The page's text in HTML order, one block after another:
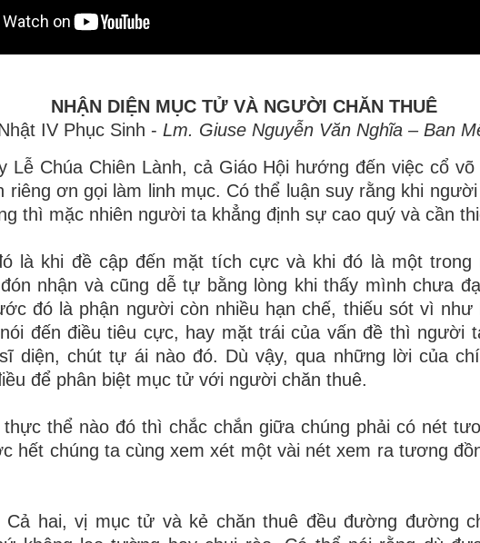
NHẬN DIỆN MỤC TỬ VÀ NGƯỜI CHĂN THUÊ
IV Phục Sinh - Lm. Giuse Nguyễn Văn Nghĩa – Ban
Lễ Chúa Chiên Lành, cả Giáo Hội hướng đến việc cổ
riêng ơn gọi làm linh mục. Có thể luận suy rằng khi
thì mặc nhiên người ta khẳng định sự cao quý và cần
là khi đề cập đến mặt tích cực và khi đó là một trong
nhận và cũng dễ tự bằng lòng khi thấy mình chưa
đó là phận người còn nhiều hạn chế, thiếu sót vì
đến điều tiêu cực, hay mặt trái của vấn đề thì người
diện, chút tự ái nào đó. Dù vậy, qua những lời của
để phân biệt mục tử với người chăn thuê.
thể nào đó thì chắc chắn giữa chúng phải có nét
hết chúng ta cùng xem xét một vài nét xem ra tương
Cả hai, vị mục tử và kẻ chăn thuê đều đường đường